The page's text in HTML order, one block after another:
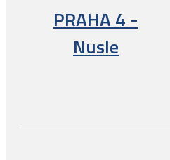
PRAHA 4 -
Nusle